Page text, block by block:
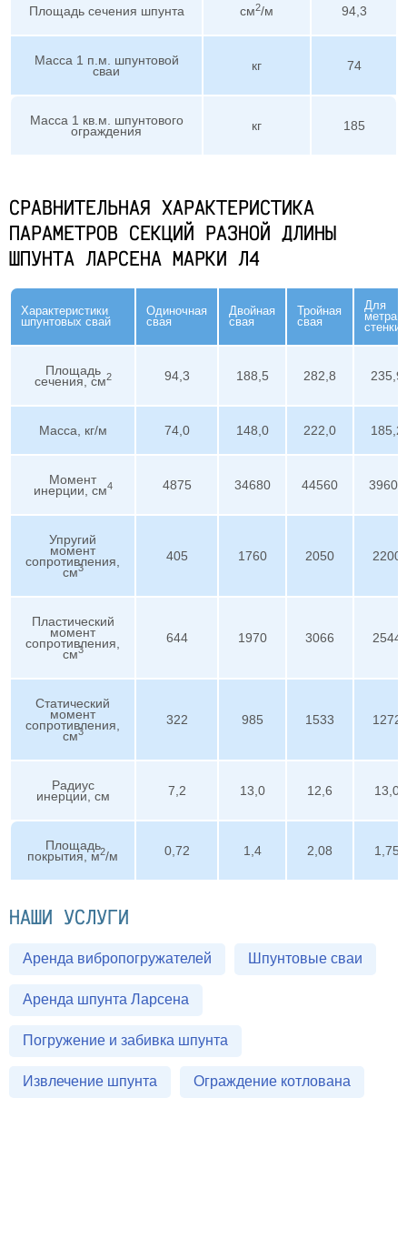
Площадь сечения шпунта см2/м 94,3
Масса 1 п.м. шпунтовой
сваи кг 74
Масса 1 кв.м. шпунтового
ограждения кг 185
СРАВНИТЕЛЬНАЯ ХАРАКТЕРИСТИКА
ПАРАМЕТРОВ СЕКЦИЙ РАЗНОЙ ДЛИНЫ
ШПУНТА ЛАРСЕНА МАРКИ Л4
Характеристики
шпунтовых свай
Одиночная
свая
Двойная
свая
Тройная
свая
Для
метра
стенки
Площадь
сечения, см2 94,3 188,5 282,8 235,9
Масса, кг/м 74,0 148,0 222,0 185,2
Момент
инерции, см4 4875 34680 44560 39600
Упругий
момент
сопротивления,
см3
405 1760 2050 2200
Пластический
момент
сопротивления,
см3
644 1970 3066 2544
Статический
момент
сопротивления,
см3
322 985 1533 1272
Радиус
инерции, см 7,2 13,0 12,6 13,0
Площадь
покрытия, м2/м 0,72 1,4 2,08 1,75
НАШИ УСЛУГИ
Аренда вибропогружателей Шпунтовые сваи
Аренда шпунта Ларсена
Погружение и забивка шпунта
Извлечение шпунта Ограждение котлована